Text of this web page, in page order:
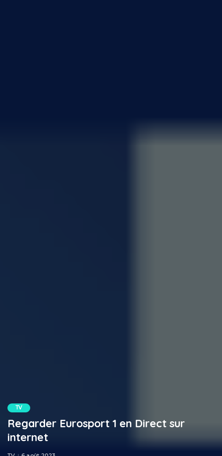
TV
Regarder Eurosport 1 en Direct sur
internet